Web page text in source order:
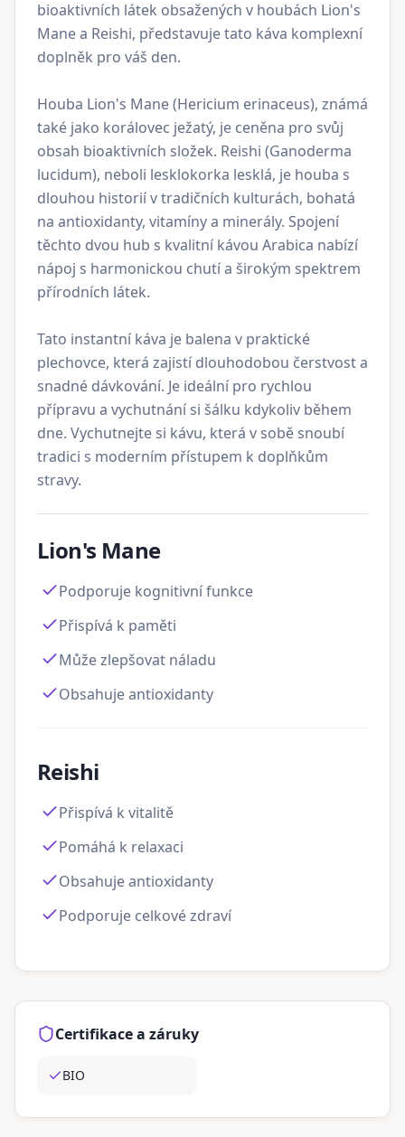
bioaktivních látek obsažených v houbách Lion's
Mane a Reishi, představuje tato káva komplexní
doplněk pro váš den.
Houba Lion's Mane (Hericium erinaceus), známá
také jako korálovec ježatý, je ceněna pro svůj
obsah bioaktivních složek. Reishi (Ganoderma
lucidum), neboli lesklokorka lesklá, je houba s
dlouhou historií v tradičních kulturách, bohatá
na antioxidanty, vitamíny a minerály. Spojení
těchto dvou hub s kvalitní kávou Arabica nabízí
nápoj s harmonickou chutí a širokým spektrem
přírodních látek.
Tato instantní káva je balena v praktické
plechovce, která zajistí dlouhodobou čerstvost a
snadné dávkování. Je ideální pro rychlou
přípravu a vychutnání si šálku kdykoliv během
dne. Vychutnejte si kávu, která v sobě snoubí
tradici s moderním přístupem k doplňkům
stravy.
Lion's Mane
Podporuje kognitivní funkce
Přispívá k paměti
Může zlepšovat náladu
Obsahuje antioxidanty
Reishi
Přispívá k vitalitě
Pomáhá k relaxaci
Obsahuje antioxidanty
Podporuje celkové zdraví
Certifikace a záruky
BIO